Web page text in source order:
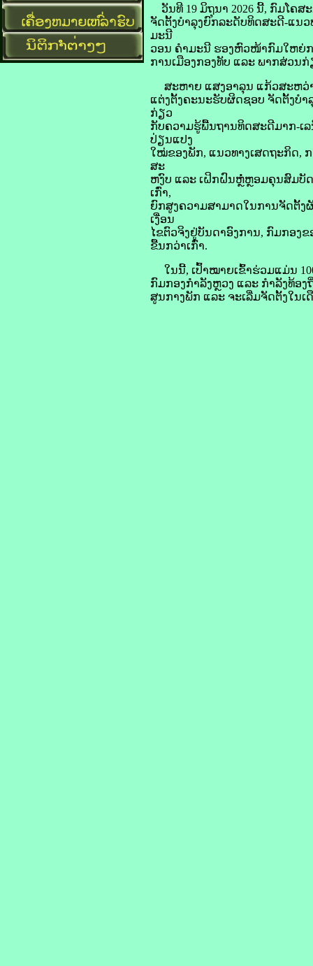
ວັນທີ 19 ມິຖຸນາ 2026 ນີ້, ກົມໂຄ
ຈັດຕັ້ງບໍາລຸງຍົກລະດັບທິດສະດີ-ແນ
ມະນີ
ວອນ ຄໍາມະນີ ຮອງຫົວໜ້າກົມໃຫຍ່
ການເມືອງກອງທັບ ແລະ ພາກສ່ວນກ່
ສະຫາຍ ແສງອາລຸນ ແກ້ວສະຫວ່
ແຕ່ງຕັ້ງຄະນະຮັບຜິດຊອບ ຈັດຕັ້ງບໍ
ກ່ຽວ
ກັບຄວາມຮູ້ພື້ນຖານທິດສະດີມາກ-ເ
ປ່ຽນແປງ
ໃໝ່ຂອງພັກ, ແນວທາງເສດຖະກິດ,
ສະ
ຫງົບ ແລະ ເຝິກຝົນຫຼໍ່ຫຼອມຄຸນສົມບັ
ເກົ່າ,
ຍົກສູງຄວາມສາມາດໃນການຈັດຕັ້ງ
ເງື່ອນ
ໄຂຕົວຈິງຢູ່ບັນດາອົງການ, ກົມກອງ
ຂື້ນກວ່າເກົ່າ.
ໃນນີ້, ເປົ້າໝາຍເຂົ້າຮ່ວມແມ່ນ
ກົມກອງກຳລັງຫຼວງ ແລະ ກຳລັງທ້ອ
ສູນກາງພັກ ແລະ ຈະເລີ່ມຈັດຕັ້ງໃນເ